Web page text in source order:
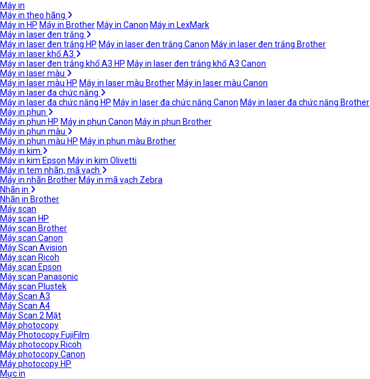
Máy in
Máy in theo hãng
Máy in HP Máy in Brother Máy in Canon Máy in LexMark
Máy in laser đen trắng
Máy in laser đen trắng HP Máy in laser đen trắng Canon Máy in laser đen trắng Brother
Máy in laser khổ A3
Máy in laser đen trắng khổ A3 HP Máy in laser đen trắng khổ A3 Canon
Máy in laser màu
Máy in laser màu HP Máy in laser màu Brother Máy in laser màu Canon
Máy in laser đa chức năng
Máy in laser đa chức năng HP Máy in laser đa chức năng Canon Máy in laser đa chức năng Brother
Máy in phun
Máy in phun HP Máy in phun Canon Máy in phun Brother
Máy in phun màu
Máy in phun màu HP Máy in phun màu Brother
Máy in kim
Máy in kim Epson Máy in kim Olivetti
Máy in tem nhãn, mã vạch
Máy in nhãn Brother Máy in mã vạch Zebra
Nhãn in
Nhãn in Brother
Máy scan
Máy scan HP
Máy scan Brother
Máy scan Canon
Máy Scan Avision
Máy scan Ricoh
Máy scan Epson
Máy scan Panasonic
Máy scan Plustek
Máy Scan A3
Máy Scan A4
Máy Scan 2 Mặt
Máy photocopy
Máy Photocopy FujiFilm
Máy photocopy Ricoh
Máy photocopy Canon
Máy photocopy HP
Mực in